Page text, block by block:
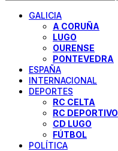
GALICIA
A CORUÑA
LUGO
OURENSE
PONTEVEDRA
ESPAÑA
INTERNACIONAL
DEPORTES
RC CELTA
RC DEPORTIVO
CD LUGO
FÚTBOL
POLÍTICA